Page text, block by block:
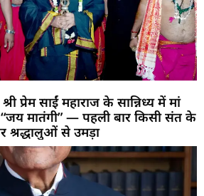
प्रेम साईं महाराज के सान्निध्य में मां
मातंगी” — पहली बार किसी संत के
श्रद्धालुओं से उमड़ा